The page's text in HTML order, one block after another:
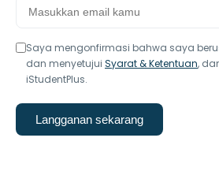
Saya mengonfirmasi bahwa saya
dan menyetujui Syarat & Ketentuan,
iStudentPlus.
Langganan sekarang